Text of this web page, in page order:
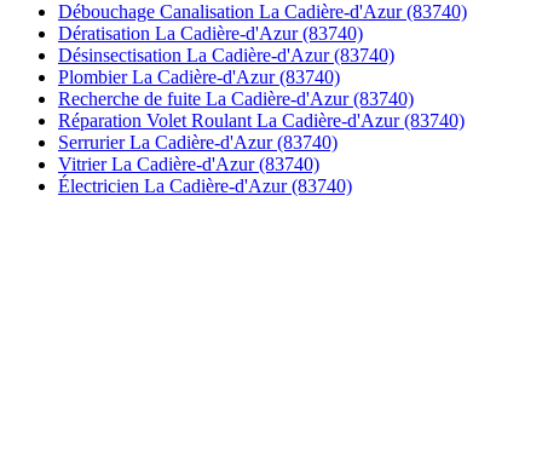
Débouchage Canalisation La Cadière-d'Azur (83740)
Dératisation La Cadière-d'Azur (83740)
Désinsectisation La Cadière-d'Azur (83740)
Plombier La Cadière-d'Azur (83740)
Recherche de fuite La Cadière-d'Azur (83740)
Réparation Volet Roulant La Cadière-d'Azur (83740)
Serrurier La Cadière-d'Azur (83740)
Vitrier La Cadière-d'Azur (83740)
Électricien La Cadière-d'Azur (83740)